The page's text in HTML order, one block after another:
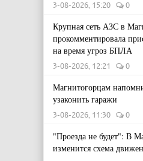
3-08-2026, 15:20 0
Крупная сеть АЗС в
прокомментировала
на время угроз БПЛА
3-08-2026, 12:21 0
Магнитогорцам
узаконить гаражи
3-08-2026, 11:30 0
"Проезда не будет": В
изменится схема